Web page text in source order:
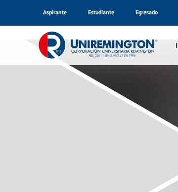
Aspirante Estudiante Egresado